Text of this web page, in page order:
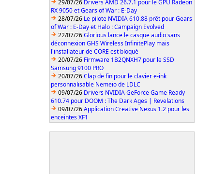
29/07/26 Drivers AMD 26.7.1 pour le GPU Radeon
RX 9050 et Gears of War : E-Day
28/07/26 Le pilote NVIDIA 610.88 prêt pour Gears
of War : E-Day et Halo : Campaign Evolved
22/07/26Glorious lance le casque audio sans
déconnexion GHS Wireless InfinitePlay mais
l'installateur de CORE est bloqué
20/07/26 Firmware 1B2QNXH7 pour le SSD
Samsung 9100 PRO
20/07/26Clap de fin pour le clavier e-ink
personnalisable Nemeio de LDLC
09/07/26 Drivers NVIDIA GeForce Game Ready
610.74 pour DOOM : The Dark Ages | Revelations
09/07/26Application Creative Nexus 1.2 pour les
enceintes XF1